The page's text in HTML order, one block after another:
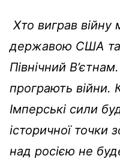
Хто виграв війну
державою США та
Північний
програють війни.
Імперські сили
історичної точки
над росією не